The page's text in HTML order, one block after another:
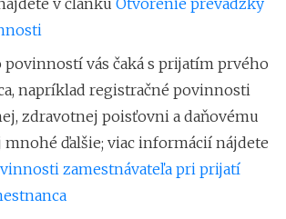
povinností vás čaká s prijatím prvého
napríklad registračné povinnosti
zdravotnej poisťovni a daňovému
mnohé ďalšie; viac informácií nájdete
zamestnávateľa pri prijatí